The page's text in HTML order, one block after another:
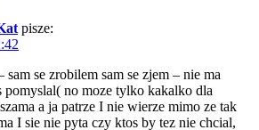
pisze:
sam se zrobilem sam se zjem – nie ma
pomyslal( no moze tylko kakalko dla
a ja patrze I nie wierze mimo ze tak
I sie nie pyta czy ktos by tez nie chcial,